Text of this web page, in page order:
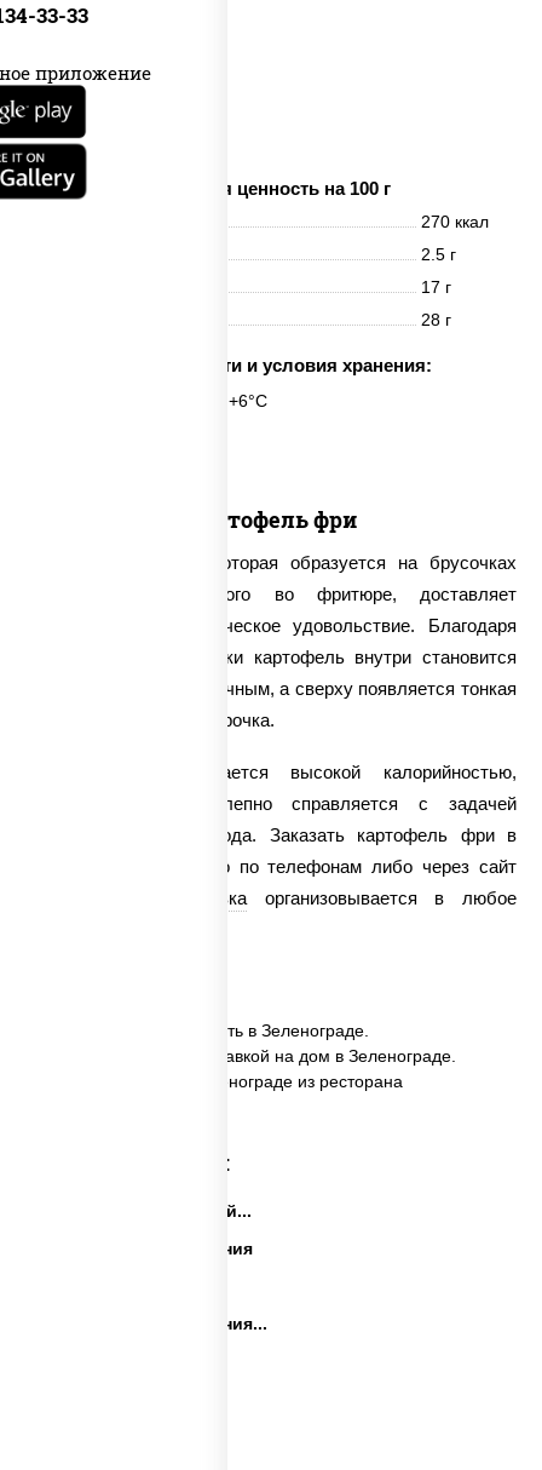
33-33
приложение
картофель фри
Пищевая ценность на 100 г
270 ккал
2.5 г
17 г
28 г
Срок годности и условия хранения:
6 часов при t° от +2°C до +6°C
Картофель фри
Хрустящая корочка, которая образуется на брусочках
картофеля, обжаренного во фритюре, доставляет
настоящее гастрономическое удовольствие. Благодаря
такому способу обжарки картофель внутри становится
невероятно мягким и сочным, а сверху появляется тонкая
и весьма аппетитная корочка.
Такое блюдо отличается высокой калорийностью,
поэтому оно великолепно справляется с задачей
утоления чувства голода. Заказать картофель фри в
нашей компании можно по телефонам либо через сайт
Доставкаорганизовывается в любое
✅ Картофель фри заказать в Зеленограде.
✅ Картофель фри с доставкой на дом в Зеленограде.
✅ Картофель фри в Зеленограде из ресторана
Категории товара:
Закуски на праздничный...
Закуски на день рождения
Закуски на день рождения...